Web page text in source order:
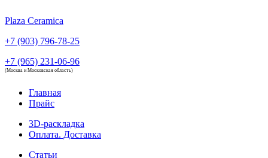
Plaza Ceramica
+7 (903) 796-78-25
+7 (965) 231-06-96
(Москва и Московская область)
Главная
Прайс
3D-раскладка
Оплата. Доставка
Статьи